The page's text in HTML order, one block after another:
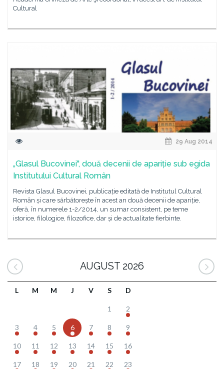
Cultural
29 Aug 2014
„Glasul Bucovinei", două decenii de apariție sub egida
Institutului Cultural Român
Revista Glasul Bucovinei, publicație editată de Institutul Cultural
Român și care sărbătorește în acest an două decenii de apariție,
oferă, în numerele 1-2/2014, un sumar consistent, pe teme
istorice, filologice, filozofice, dar și de actualitate fierbinte.
AUGUST 2026
L M M J V S D
1 2
3 4 5 6 7 8 9
10 11 12 13 14 15 16
17 18 19 20 21 22 23